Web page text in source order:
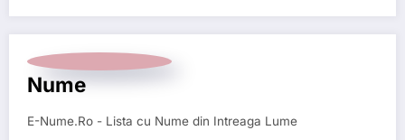
Nume
E-Nume.Ro - Lista cu Nume din Intreaga Lume